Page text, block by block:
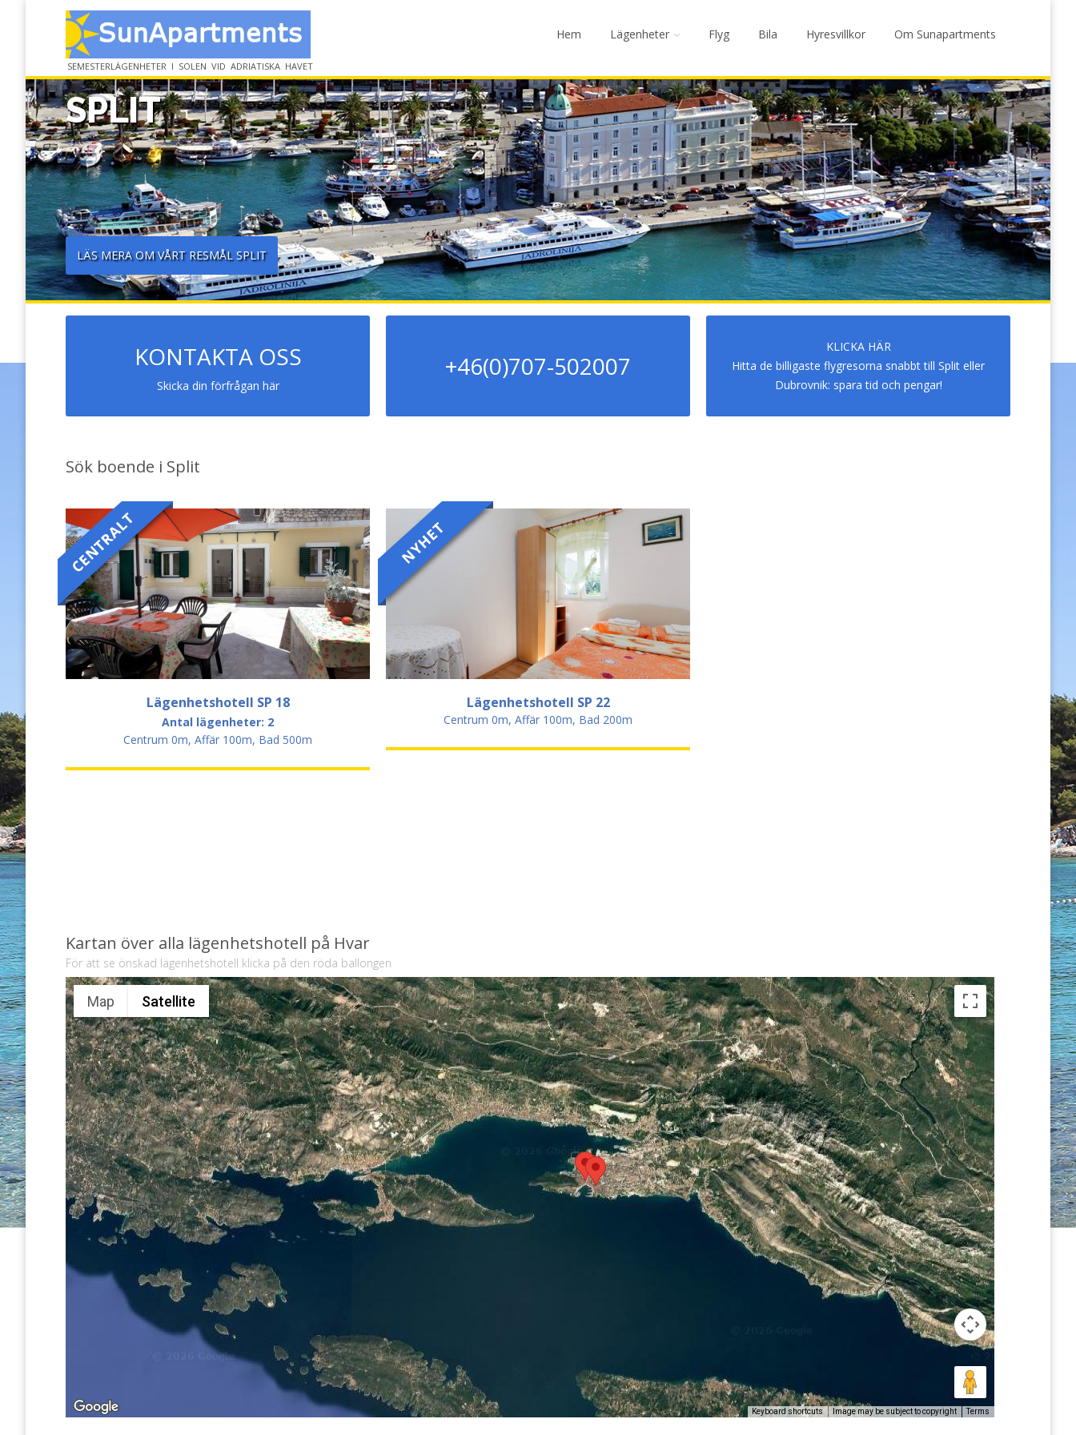
SEMESTERLÄGENHETER I SOLEN VID ADRIATISKA HAVET
Hem Lägenheter Flyg Bila Hyresvillkor Om Sunapartments
SPLIT
LÄS MERA OM VÅRT RESMÅL SPLIT
KONTAKTA OSS
Skicka din förfrågan här
+46(0)707-502007
KLICKA HÄR
Hitta de billigaste flygresorna snabbt till Split eller
Dubrovnik: spara tid och pengar!
Sök boende i Split
Lägenhetshotell SP 18
Antal lägenheter: 2
Centrum 0m, Affär 100m, Bad 500m
Lägenhetshotell SP 22
Centrum 0m, Affär 100m, Bad 200m
Kartan över alla lägenhetshotell på Hvar
För att se önskad lägenhetshotell klicka på den röda ballongen
Map Satellite
Keyboard shortcuts Image may be subject to copyright Terms